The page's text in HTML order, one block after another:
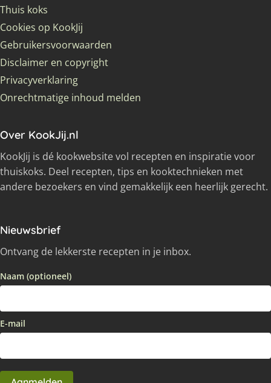
Thuis koks
Cookies op KookJij
Gebruikersvoorwaarden
Disclaimer en copyright
Privacyverklaring
Onrechtmatige inhoud melden
Over KookJij.nl
KookJij is dé kookwebsite vol recepten en inspiratie voor
thuiskoks. Deel recepten, tips en kooktechnieken met
andere bezoekers en vind gemakkelijk een heerlijk gerecht.
Nieuwsbrief
Ontvang de lekkerste recepten in je inbox.
Naam (optioneel)
E-mail